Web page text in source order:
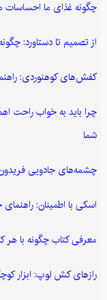
چگونه غذای ما احساسات
از تصمیم تا دستاورد:
کفش‌های کوهنوردی:
چرا باید به خواب راحت
شما
چشمه‌های جادویی
اسکی با اطمینان:
معرفی کتاب چگونه با
رازهای کش لوپ: ابزار